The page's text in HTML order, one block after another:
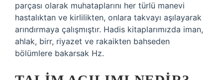
parçası olarak muhataplarını her türlü manevi
hastalıktan ve kirlilikten, onlara takvayı aşılayarak
arındırmaya çalışmıştır. Hadis kitaplarımızda iman,
ahlak, birr, riyazet ve rakaikten bahseden
bölümlere bakarsak Hz.